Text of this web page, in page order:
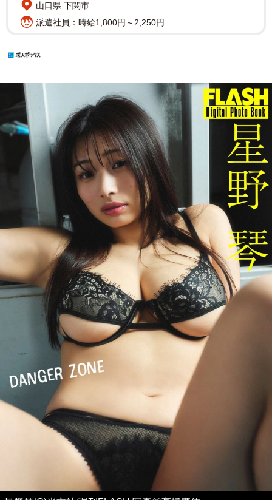
山口県 下関市
派遣社員：時給1,800円～2,250円